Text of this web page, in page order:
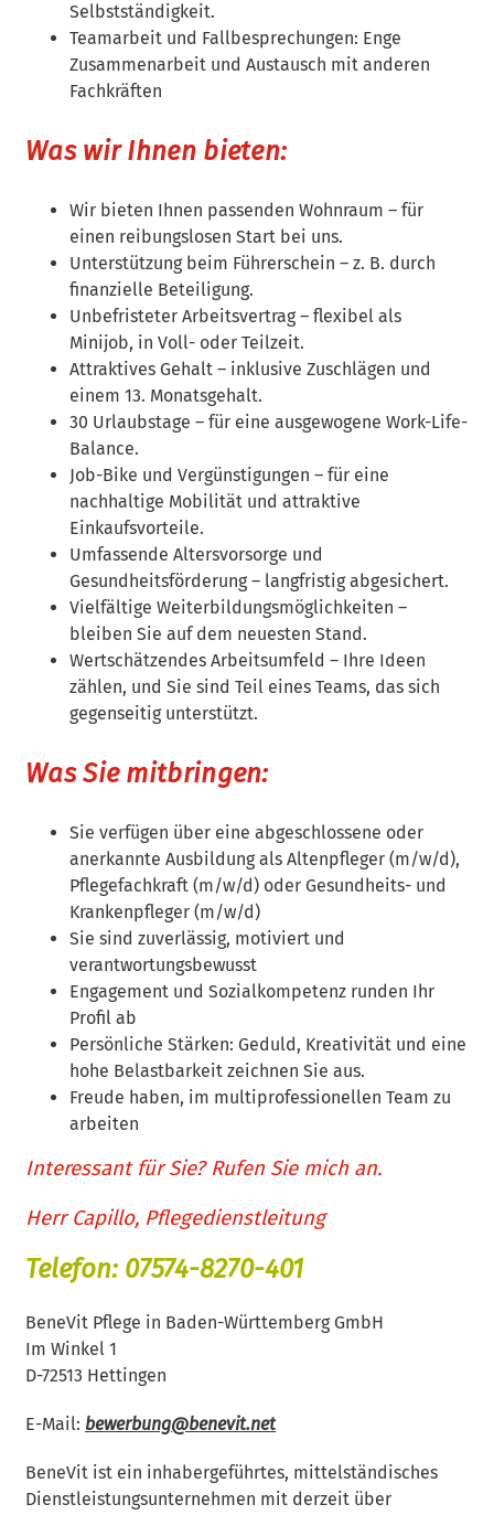
Selbstständigkeit.
Teamarbeit und Fallbesprechungen: Enge
Zusammenarbeit und Austausch mit anderen
Fachkräften
Was wir Ihnen bieten:
Wir bieten Ihnen passenden Wohnraum – für
einen reibungslosen Start bei uns.
Unterstützung beim Führerschein – z. B. durch
finanzielle Beteiligung.
Unbefristeter Arbeitsvertrag – flexibel als
Minijob, in Voll- oder Teilzeit.
Attraktives Gehalt – inklusive Zuschlägen und
einem 13. Monatsgehalt.
30 Urlaubstage – für eine ausgewogene Work-Life-
Balance.
Job-Bike und Vergünstigungen – für eine
nachhaltige Mobilität und attraktive
Einkaufsvorteile.
Umfassende Altersvorsorge und
Gesundheitsförderung – langfristig abgesichert.
Vielfältige Weiterbildungsmöglichkeiten –
bleiben Sie auf dem neuesten Stand.
Wertschätzendes Arbeitsumfeld – Ihre Ideen
zählen, und Sie sind Teil eines Teams, das sich
gegenseitig unterstützt.
Was Sie mitbringen:
Sie verfügen über eine abgeschlossene oder
anerkannte Ausbildung als Altenpfleger (m/w/d),
Pflegefachkraft (m/w/d) oder Gesundheits- und
Krankenpfleger (m/w/d)
Sie sind zuverlässig, motiviert und
verantwortungsbewusst
Engagement und Sozialkompetenz runden Ihr
Profil ab
Persönliche Stärken: Geduld, Kreativität und eine
hohe Belastbarkeit zeichnen Sie aus.
Freude haben, im multiprofessionellen Team zu
arbeiten
Interessant für Sie? Rufen Sie mich an.
Herr Capillo, Pflegedienstleitung
Telefon: 07574-8270-401
BeneVit Pflege in Baden-Württemberg GmbH
Im Winkel 1
D-72513 Hettingen
E-Mail: bewerbung@benevit.net
BeneVit ist ein inhabergeführtes, mittelständisches
Dienstleistungsunternehmen mit derzeit über